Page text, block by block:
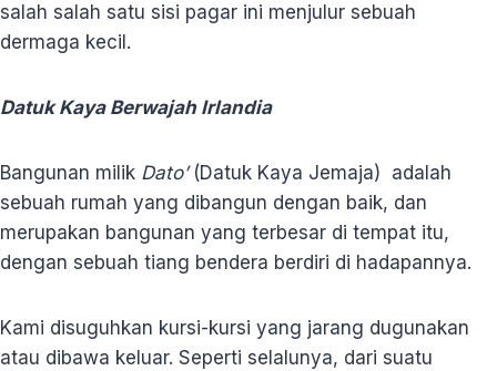
salah salah satu sisi pagar ini menjulur sebuah
dermaga kecil.
Datuk Kaya Berwajah Irlandia
Bangunan milik Dato’(Datuk Kaya Jemaja) adalah
sebuah rumah yang dibangun dengan baik, dan
merupakan bangunan yang terbesar di tempat itu,
dengan sebuah tiang bendera berdiri di hadapannya.
Kami disuguhkan kursi-kursi yang jarang dugunakan
atau dibawa keluar. Seperti selalunya, dari suatu